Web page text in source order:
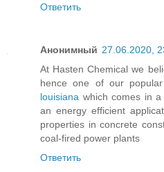
Ответить
Анонимный 27.06.2020,
At Hasten Chemical we
hence one of our
louisiana which comes in
an energy efficient
properties in concrete
coal-fired power plants
Ответить